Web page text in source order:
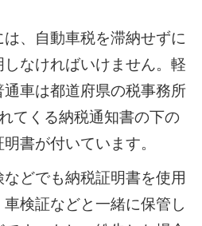
、自動車税を滞納せずに
なければいけません。軽
車は都道府県の税事務所
てくる納税通知書の下の
書が付いています。
どでも納税証明書を使用
検証などと一緒に保管し